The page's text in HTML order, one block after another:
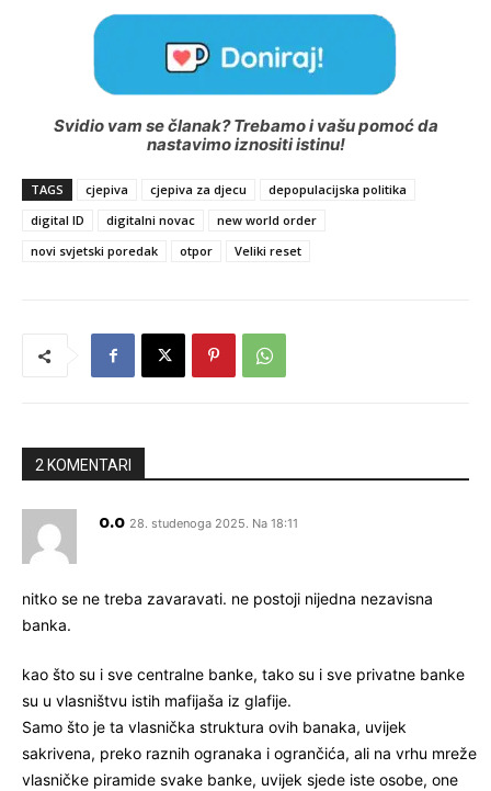
Svidio vam se članak? Trebamo i vašu pomoć da
nastavimo iznositi istinu!
TAGS cjepiva cjepiva za djecu
depopulacijska politika
digital ID
digitalni novac
new world order
novi svjetski poredak
otpor Veliki reset
2 KOMENTARI
o.o 28. studenoga 2025. Na 18:11
nitko se ne treba zavaravati. ne postoji nijedna nezavisna
banka.
kao što su i sve centralne banke, tako su i sve privatne banke
su u vlasništvu istih mafijaša iz glafije.
Samo što je ta vlasnička struktura ovih banaka, uvijek
sakrivena, preko raznih ogranaka i ogrančića, ali na vrhu mreže
vlasničke piramide svake banke, uvijek sjede iste osobe, one